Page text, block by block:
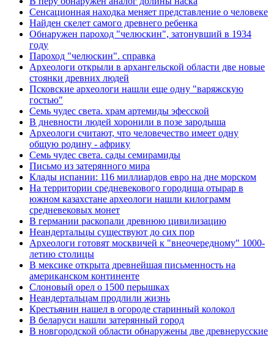
Сенсационная находка меняет представление о человеке
Найден скелет самого древнего ребенка
Обнаружен пароход "челюскин", затонувший в 1934
году
Пароход "челюскин". справка
Археологи открыли в архангельской области две новые
стоянки древних людей
Псковские археологи нашли еще одну "варяжскую
гостью"
Семь чудес света. храм артемиды эфесской
В дневности людей хоронили в позе зародыша
Археологи считают, что человечество имеет одну
общую родину - африку
Семь чудес света. сады семирамиды
Письмо из затерянного мира
Клады испании: 116 миллиардов евро на дне морском
На территории средневекового городища отырар в
южном казахстане археологи нашли килограмм
средневековых монет
В германии раскопали древнюю цивилизацию
Неандертальцы существуют до сих пор
Археологи готовят москвичей к "внеочередному" 1000-
летию столицы
В мексике открыта древнейшая письменность на
американском континенте
Слоновый орел о 1500 перышках
Неандертальцам продлили жизнь
Крестьянин нашел в огороде старинный колокол
В беларуси нашли затерянный город
В новгородской области обнаружены две древнерусские